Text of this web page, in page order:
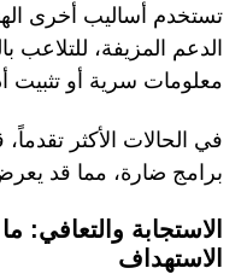
تستخدم أساليب أخرى
الدعم المزيفة،
معلومات سرية أو تثبيت
برامج ضارة، مما قد
الاستجابة
الاستهداف